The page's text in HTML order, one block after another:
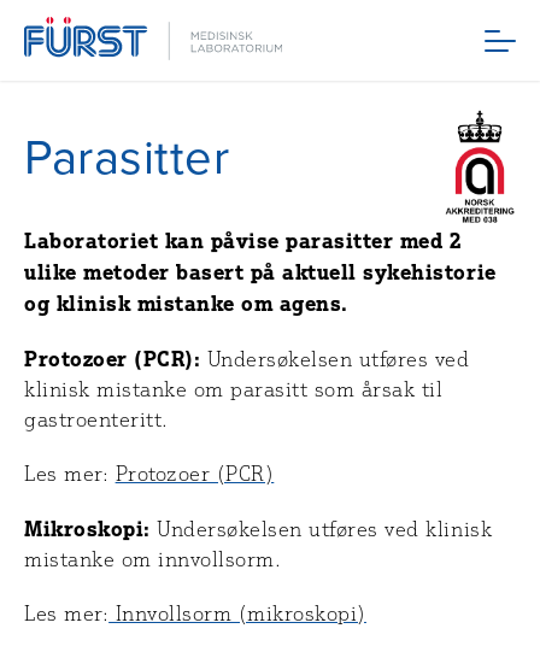
Meny
Parasitter
Laboratoriet kan påvise parasitter med 2
ulike metoder basert på aktuell sykehistorie
og klinisk mistanke om agens.
Protozoer (PCR): Undersøkelsen utføres ved
klinisk mistanke om parasitt som årsak til
gastroenteritt.
Les mer: Protozoer (PCR)
Mikroskopi: Undersøkelsen utføres ved klinisk
mistanke om innvollsorm.
Les mer: Innvollsorm (mikroskopi)